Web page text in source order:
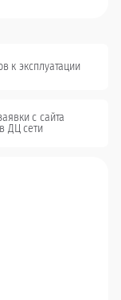
к эксплуатации
с сайта
ДЦ сети